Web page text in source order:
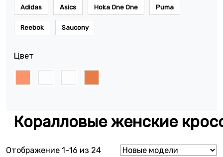
Коралловые женские
Отображение 1–16 из 24Сортировка: самые недавние
Adidas Asics Hoka One One Puma
Reebok Saucony
Цвет